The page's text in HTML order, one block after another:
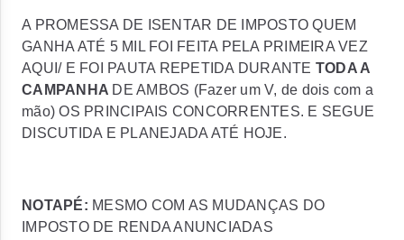
A PROMESSA DE ISENTAR DE IMPOSTO QUEM
GANHA ATÉ 5 MIL FOI FEITA PELA PRIMEIRA VEZ
AQUI/ E FOI PAUTA REPETIDA DURANTE TODA A
CAMPANHA DE AMBOS (Fazer um V, de dois com a
mão) OS PRINCIPAIS CONCORRENTES. E SEGUE
DISCUTIDA E PLANEJADA ATÉ HOJE.
NOTAPÉ: MESMO COM AS MUDANÇAS DO
IMPOSTO DE RENDA ANUNCIADAS